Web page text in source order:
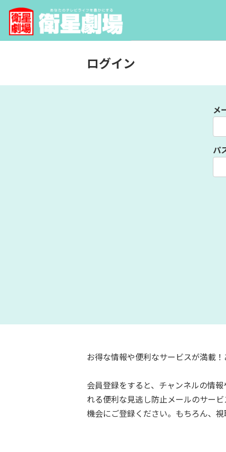
ログイン
メ
パ
お得な情報や便利なサービスが満載
会員登録をすると、チャンネルの情
れる便利な見逃し防止メールのサー
機会にご登録ください。もちろん、